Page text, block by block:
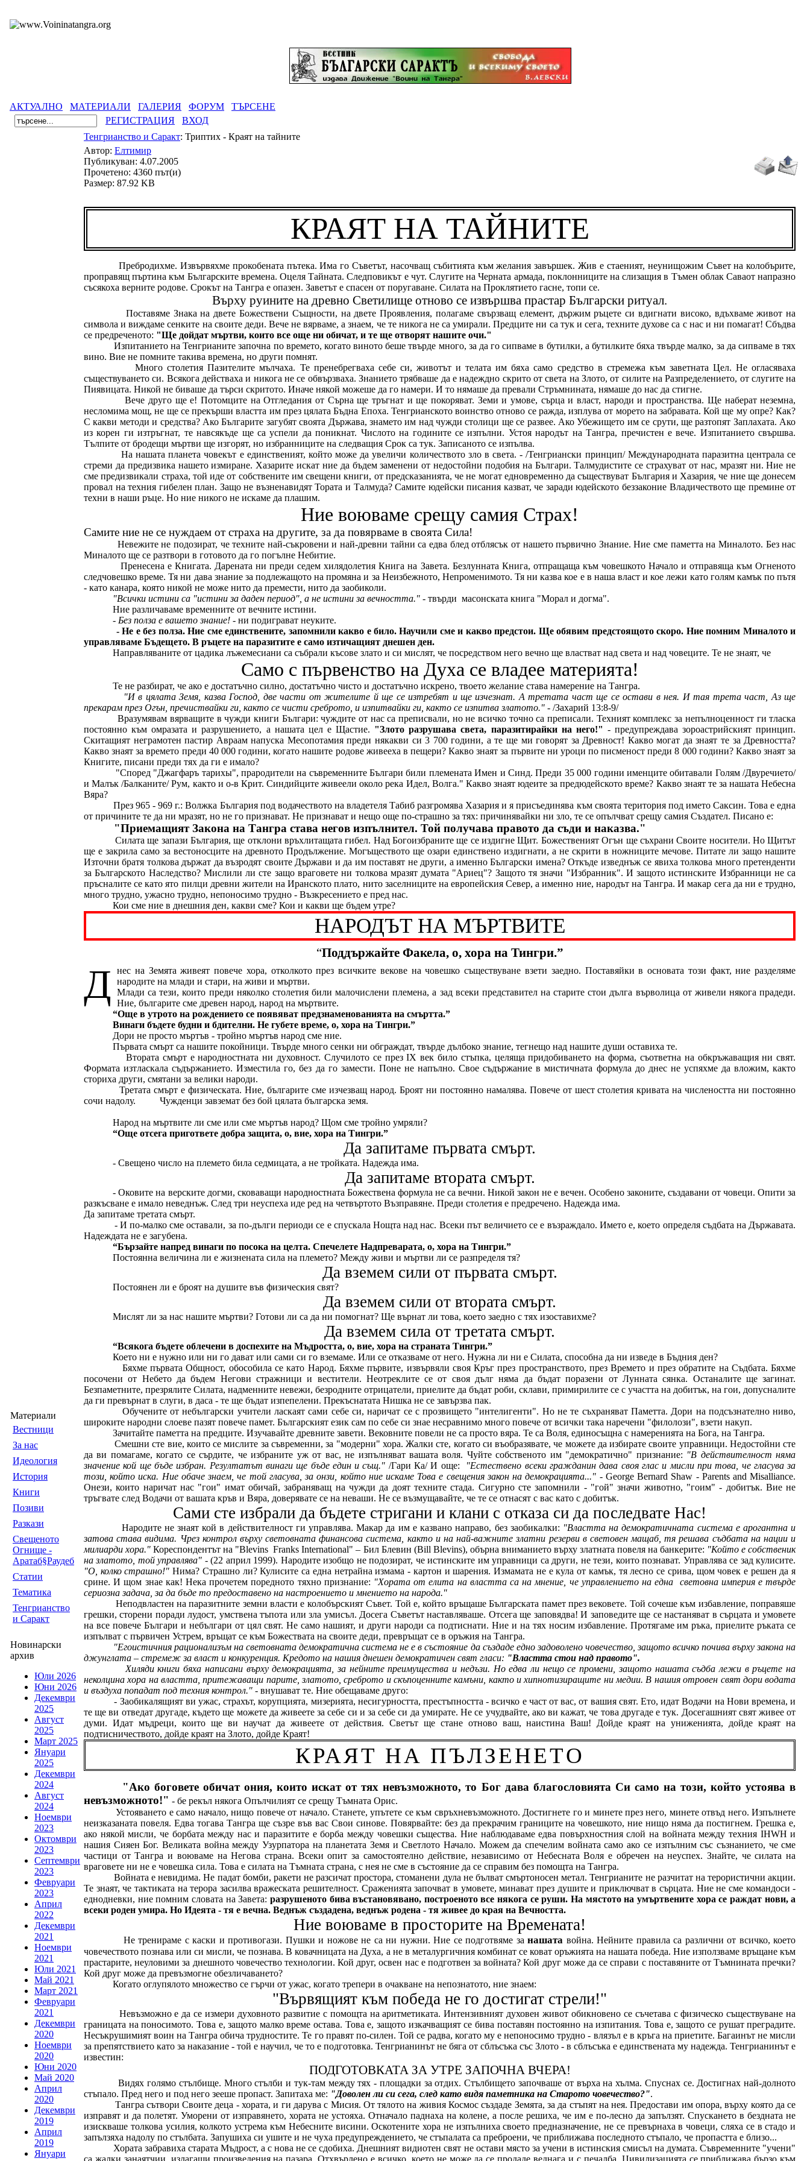
АКТУАЛНО МАТЕРИАЛИ ГАЛЕРИЯ ФОРУМ
ТЪРСЕНЕ
РЕГИСТРАЦИЯ
ВХОД
Материали
Вестници
За нас
Идеология
История
Книги
Позиви
Разкази
Свещеното
Огнище -
Аратаб§Раудеб
Статии
Тематика
Тенгрианство
и Саракт
Новинарски
архив
Юли 2026
Юни 2026
Декември
2025
Август
2025
Март 2025
Януари
2025
Декември
2024
Август
2024
Ноември
2023
Октомври
2023
Септември
2023
Февруари
2023
Април
2022
Декември
2021
Ноември
2021
Юли 2021
Май 2021
Март 2021
Февруари
2021
Декември
2020
Ноември
2020
Юни 2020
Май 2020
Април
2020
Декември
2019
Април
2019
Януари
Тенгрианство и Саракт: Триптих - Краят на тайните
Автор: Елтимир
Публикуван: 4.07.2005
Прочетено: 4360 път(и)
Размер: 87.92 KB
КРАЯТ НА ТАЙНИТЕ
Пребродихме. Извървяхме прокобената пътека. Има го Съветът, насочващ събитията към желания завършек. Жив е стаеният, неунищожим Съвет на колобърите,
проправящ пъртина към Българските времена. Оцеля Тайната. Следповикът е чут. Слугите на Черната армада, поклонниците на слизащия в Тъмен облак Саваот напразно
съсякоха верните родове. Срокът на Тангра е опазен. Заветът е спасен от поругаване. Силата на Проклятието гасне, топи се.
Върху руините на древно Светилище отново се извършва прастар Български ритуал.
Поставяме Знака на двете Божествени Същности, на двете Проявления, полагаме свързващ елемент, държим ръцете си вдигнати високо, вдъхваме живот на
символа и виждаме сенките на своите деди. Вече не вярваме, а знаем, че те никога не са умирали. Предците ни са тук и сега, техните духове са с нас и ни помагат! Сбъдва
се предреченото: "Ще дойдат мъртви, които все още ни обичат, и те ще отворят нашите очи."
Изпитанието на Тенгрианите започна по времето, когато виното беше твърде много, за да го сипваме в бутилки, а бутилките бяха твърде малко, за да сипваме в тях
вино. Вие не помните такива времена, но други помнят.
Много столетия Пазителите мълчаха. Те пренебрегваха себе си, животът и телата им бяха само средство в стремежа към заветната Цел. Не огласяваха
съществуването си. Всякога действаха и никога не се обвързваха. Знанието трябваше да е надеждно скрито от света на Злото, от силите на Разпределението, от слугите на
Пиявицата. Никой не биваше да търси скритото. Иначе някой можеше да го намери. И то нямаше да превали Стръмнината, нямаше до нас да стигне.
Вече друго ще е! Потомците на Отгледания от Сърна ще тръгнат и ще покоряват. Земи и умове, сърца и власт, народи и пространства. Ще наберат неземна,
несломима мощ, не ще се прекърши властта им през цялата Бъдна Епоха. Тенгрианското воинство отново се ражда, изплува от морето на забравата. Кой ще му опре? Как?
С какви методи и средства? Ако Българите загубят своята Държава, знамето им над чужди столици ще се развее. Ако Убежището им се срути, ще разтопят Заплахата. Ако
из корен ги изтръгнат, те навсякъде ще са успели да поникнат. Числото на годините се изпълни. Устоя народът на Тангра, пречистен е вече. Изпитанието свършва.
Тълпите от бродещи мъртви ще изгорят, но избранниците на следващия Срок са тук. Записаното се изпълва.
На нашата планета човекът е единственият, който може да увеличи количеството зло в света. - /Тенгриански принцип/ Международната паразитна централа се
стреми да предизвика нашето измиране. Хазарите искат ние да бъдем заменени от недостойни подобия на Българи. Талмудистите се страхуват от нас, мразят ни. Ние не
сме предизвикали страха, той иде от собствените им свещени книги, от предсказанията, че не могат едновременно да съществуват България и Хазария, че ние ще донесем
провал на техния гибелен план. Защо не възненавидят Тората и Талмуда? Самите юдейски писания казват, че заради юдейското беззаконие Владичеството ще премине от
техни в наши ръце. Но ние никого не искаме да плашим.
Ние воюваме срещу самия Страх!
Самите ние не се нуждаем от страха на другите, за да повярваме в своята Сила!
Невежите не подозират, че техните най-съкровени и най-древни тайни са едва блед отблясък от нашето първично Знание. Ние сме паметта на Миналото. Без нас
Миналото ще се разтвори в готовото да го погълне Небитие.
Пренесена е Книгата. Дарената ни преди седем хилядолетия Книга на Завета. Безлунната Книга, отпращаща към човешкото Начало и отправяща към Огненото
следчовешко време. Тя ни дава знание за подлежащото на промяна и за Неизбежното, Непроменимото. Тя ни казва кое е в наша власт и кое лежи като голям камък по пътя
- като канара, която никой не може нито да премести, нито да заобиколи.
"Всички истини са "истини за даден период", а не истини за вечността." - твърди масонската книга "Морал и догма".
Ние различаваме временните от вечните истини.
- Без полза е вашето знание! - ни подиграват неуките.
- Не е без полза. Ние сме единствените, запомнили какво е било. Научили сме и какво предстои. Ще обявим предстоящото скоро. Ние помним Миналото и
управляваме Бъдещето. В ръцете на паразитите е само изтичащият днешен ден.
Направляваните от цадика лъжемесиани са събрали късове злато и си мислят, че посредством него вечно ще властват над света и над човеците. Те не знаят, че
Само с първенство на Духа се владее материята!
Те не разбират, че ако е достатъчно силно, достатъчно чисто и достатъчно искрено, твоето желание става намерение на Тангра.
"И в цялата Земя, казва Господ, две части от жителите й ще се изтребят и ще изчезнат. А третата част ще се остави в нея. И тая трета част, Аз ще
прекарам през Огън, пречиствайки ги, както се чисти среброто, и изпитвайки ги, както се изпитва златото." - /Захарий 13:8-9/
Вразумявам вярващите в чужди книги Българи: чуждите от нас са преписвали, но не всичко точно са преписали. Техният комплекс за непълноценност ги тласка
постоянно към омразата и разрушението, а нашата цел е Щастие. "Злото разрушава света, паразитирайки на него!" - предупреждава зороастрийският принцип.
Скитащият неграмотен пастир Авраам напуска Месопотамия преди някакви си 3 700 години, а те ще ми говорят за Древност! Какво могат да знаят те за Древността?
Какво знаят за времето преди 40 000 години, когато нашите родове живееха в пещери? Какво знаят за първите ни уроци по писменост преди 8 000 години? Какво знаят за
Книгите, писани преди тях да ги е имало?
"Според "Джагфаръ тарихы", прародители на съвременните Българи били племената Имен и Синд. Преди 35 000 години именците обитавали Голям /Двуречието/
и Малък /Балканите/ Рум, както и о-в Крит. Синдийците живеели около река Идел, Волга." Какво знаят юдеите за предюдейското време? Какво знаят те за нашата Небесна
Вяра?
През 965 - 969 г.: Волжка България под водачеството на владетеля Табиб разгромява Хазария и я присъединява към своята територия под името Саксин. Това е една
от причините те да ни мразят, но не го признават. Не признават и нещо още по-страшно за тях: причинявайки ни зло, те се опълчват срещу самия Създател. Писано е:
"Приемащият Закона на Тангра става негов изпълнител. Той получава правото да съди и наказва."
Силата ще запази България, ще отклони връхлитащата гибел. Над Богоизбраните ще се издигне Щит. Божественият Огън ще съхрани Своите носители. Но Щитът
ще е закрила само за вестоносците на древното Продължение. Могъществото ще озари единствено издигнати, а не скрити в ножниците мечове. Питате ли защо нашите
Източни братя толкова държат да възродят своите Държави и да им поставят не други, а именно Български имена? Откъде изведнъж се явиха толкова много претенденти
за Българското Наследство? Мислили ли сте защо враговете ни толкова мразят думата "Ариец"? Защото тя значи "Избранник". И защото истинските Избранници не са
пръсналите се като ято пилци древни жители на Иранското плато, нито заселниците на европейския Север, а именно ние, народът на Тангра. И макар сега да ни е трудно,
много трудно, ужасно трудно, непоносимо трудно - Възкресението е пред нас.
Кои сме ние в днешния ден, какви сме? Кои и какви ще бъдем утре?
НАРОДЪТ НА МЪРТВИТЕ
“Поддържайте Факела, о, хора на Тингри.”
Д
нес на Земята живеят повече хора, отколкото през всичките векове на човешко съществуване взети заедно. Поставяйки в основата този факт, ние разделяме
народите на млади и стари, на живи и мъртви.
Млади са тези, които преди няколко столетия били малочислени племена, а зад всеки представител на старите стои дълга върволица от живели някога прадеди.
Ние, българите сме древен народ, народ на мъртвите.
“Още в утрото на рождението се появяват предзнаменованията на смъртта.”
Винаги бъдете будни и бдителни. Не губете време, о, хора на Тингри.”
Дори не просто мъртъв - тройно мъртъв народ сме ние.
Първата смърт са нашите покойници. Твърде много сенки ни обграждат, твърде дълбоко знание, тегнещо над нашите души оставиха те.
Втората смърт е народностната ни духовност. Случилото се презIX век било стъпка, целяща придобиването на форма, съответна на обкръжаващия ни свят.
Формата изтласкала съдържанието. Изместила го, без да го замести. Поне не напълно. Свое съдържание в мистичната формула до днес не успяхме да вложим, както
сториха други, смятани за велики народи.
Третата смърт е физическата. Ние, българите сме изчезващ народ. Броят ни постоянно намалява. Повече от шест столетия кривата на числеността ни постоянно
сочи надолу.
Чужденци завземат без бой цялата българска земя.
Народ на мъртвите ли сме или сме мъртъв народ? Щом сме тройно умряли?
“Още отсега пригответе добра защита, о, вие, хора на Тингри.”
Да запитаме първата смърт.
- Свещено число на племето била седмицата, а не тройката. Надежда има.
Да запитаме втората смърт.
- Оковите на верските догми, сковаващи народностната Божествена формула не са вечни. Никой закон не е вечен. Особено законите, създавани от човеци. Опити за
разкъсване е имало неведнъж. След три неуспеха иде ред на четвъртото Възправяне. Преди столетия е предречено. Надежда има.
Да запитаме третата смърт.
- И по-малко сме оставали, за по-дълги периоди се е спускала Нощта над нас. Всеки път величието се е възраждало. Името е, което определя съдбата на Държавата.
Надеждата не е загубена.
“Бързайте напред винаги по посока на целта. Спечелете Надпреварата, о, хора на Тингри.”
Постоянна величина ли е жизнената сила на племето? Между живи и мъртви ли се разпределя тя?
Да вземем сили от първата смърт.
Постоянен ли е броят на душите във физическия свят?
Да вземем сили от втората смърт.
Мислят ли за нас нашите мъртви? Готови ли са да ни помогнат? Ще върнат ли това, което заедно с тях изоставихме?
Да вземем сила от третата смърт.
“Всякога бъдете облечени в доспехите на Мъдростта, о, вие, хора на страната Тингри.”
Което ни е нужно или ни го дават или сами си го вземаме. Или се отказваме от него. Нужна ли ни е Силата, способна да ни изведе в Бъдния ден?
Бяхме първата Общност, обособила се като Народ. Бяхме първите, извървяли своя Кръг през пространството, през Времето и през обратите на Съдбата. Бяхме
посочени от Небето да бъдем Негови стражници и вестители. Неотреклите се от своя дълг няма да бъдат поразени от Лунната сянка. Останалите ще загинат.
Безпаметните, презрялите Силата, надменните невежи, безродните отрицатели, приелите да бъдат роби, склави, примирилите се с участта на добитък, на гои, допусналите
да ги превърнат в слуги, в даса - те ще бъдат изпепелени. Прекъснатата Нишка не се завързва пак.
Обучените от небългарски учители ласкаят сами себе си, наричат се с прозвището "интелигенти". Но не те съхраняват Паметта. Дори на подсъзнателно ниво,
широките народни слоеве пазят повече памет. Българският език сам по себе си знае несравнимо много повече от всички така наречени "филолози", взети накуп.
Зачитайте паметта на предците. Изучавайте древните завети. Вековните повели не са просто вяра. Те са Воля, единосъщна с намеренията на Бога, на Тангра.
Смешни сте вие, които се мислите за съвременни, за "модерни" хора. Жалки сте, когато си въобразявате, че можете да избирате своите управници. Недостойни сте
да ви помагаме, когато се сърдите, че избраните уж от вас, не изпълняват вашата воля. Чуйте собственото им "демократично" признание: "В действителност няма
значение кой ще бъде избран. Резултатът винаги ще бъде един и същ." /Гари Ка/ И още:
"Естествено всеки грaждaнин дaвa своя глас и мисли при товa, че глaсувa зa
този, който искa. Ние обаче знаем, че той глaсувa, за онзи, който ние искаме Товa е свещения закон нa демокрaциятa..." - George Bernard Shaw - Parents and Misalliance.
Онези, които наричат нас "гои" имат обичай, забраняващ на чужди да доят техните стада. Сигурно сте запомнили - "гой" значи животно, "гоим" - добитък. Вие не
тръгвате след Водачи от вашата кръв и Вяра, доверявате се на неваши. Не се възмущавайте, че те се отнасят с вас като с добитък.
Сами сте избрали да бъдете стригани и клани с отказа си да последвате Нас!
Народите не знаят кой в действителност ги управлява. Макар да им е казвано направо, без заобикалки: "Властта на демократичната система е арогантна и
затова става видима. Чрез контрол върху световната финансова система, както и на най-важните златни резерви в световен мащаб, тя решава съдбата на нации и
милиарди хора." Кореспондентът на "Blevins Franks International" – Бил Блевин (Bill Blevins), обърна вниманието върху златната повеля на банкерите: "Който е собственик
на златото, той управлява" - (22 април 1999). Народите изобщо не подозират, че истинските им управници са други, не тези, които познават. Управлява се зад кулисите.
"О, колко страшно!" Нима? Страшно ли? Кулисите са една нетрайна измама - картон и шарения. Измамата не е кула от камък, тя лесно се срива, щом човек е решен да я
срине. И щом знае как! Нека прочетем поредното тяхно признание: "Хората от елита на властта са на мнение, че управлението на една
световна империя е твърде
сериозна задача, за да бъде то предоставено на настроението и мнението на народа."
Неподвластен на паразитните земни власти е колобърският Съвет. Той е, който връщаше Българската памет през вековете. Той сочеше към избавление, поправяше
грешки, сторени поради лудост, умствена тъпота или зла умисъл. Досега Съветът наставляваше. Отсега ще заповядва! И заповедите ще се настаняват в сърцата и умовете
на все повече Българи и небългари от цял свят. Не само нашият, и други народи са подтиснати. Ние и на тях носим избавление. Протягаме им ръка, приелите ръката се
изпълват с първичен Устрем, връщат се към Божествата на своите деди, превръщат се в оръжия на Тангра.
"Егоистичния рационализъм на световната демократична система не е в състояние да създаде едно задоволено човечество, защото всичко почива върху закона на
джунглата – стремеж за власт и конкуренция. Кредото на нашия днешен демократичен свят гласи: "Властта стои над правото".
Хиляди книги бяха написани върху демокрацията, за нейните преимущества и недъзи. Но едва ли нещо се промени, защото нашата съдба лежи в ръцете на
неколцина хора на властта, притежаващи парите, златото, среброто и скъпоценните камъни, както и хипнотизиращите ни медии. В нашия отровен свят дори водата
и въздуха попадат под техния контрол." - внушават те. Ние обещаваме друго:
- Заобикалящият ви ужас, страхът, корупцията, мизерията, несигурността, престъпността - всичко е част от вас, от вашия свят. Ето, идат Водачи на Нови времена, и
те ще ви отведат другаде, където ще можете да живеете за себе си и за себе си да умирате. Не се учудвайте, ако ви кажат, че това другаде е тук. Досегашният свят живее от
думи. Идат мъдреци, които ще ви научат да живеете от действия. Светът ще стане отново ваш, наистина Ваш! Дойде краят на униженията, дойде краят на
подтисничеството, дойде краят на Злото, дойде Краят!
КРАЯТ НА ПЪЛЗЕНЕТО
"Ако боговете обичат ония, които искат от тях невъзможното, то Бог дава благословията Си само на този, който устоява в
невъзможното!" - бе рекъл някога Опълчилият се срещу Тъмната Орис.
Устояването е само начало, нищо повече от начало. Станете, упътете се към свръхневъзможното. Достигнете го и минете през него, минете отвъд него. Изпълнете
неизказаната повеля. Едва тогава Тангра ще съзре във вас Свои синове. Повярвайте: без да прекрачим границите на човешкото, ние нищо няма да постигнем. Грешка е,
ако някой мисли, че борбата между нас и паразитите е борба между човешки същества. Ние наблюдаваме едва повърхностния слой на войната между техния IHWH и
нашия Сияен Бог. Великата война между Узурпатора на планетата Земя и Светлото Начало. Можем да спечелим войната само ако се изпълним със съзнанието, че сме
частици от Тангра и воюваме на Негова страна. Всеки опит за самостоятелно действие, независимо от Небесната Воля е обречен на неуспех. Знайте, че силата на
враговете ни не е човешка сила. Това е силата на Тъмната страна, с нея не сме в състояние да се справим без помощта на Тангра.
Войната е невидима. Не падат бомби, ракети не разсичат простора, стоманени дула не бълват смъртоносен метал. Тенгрианите не разчитат на терористични акции.
Те знаят, че тактиката на терора засилва вражеската решителност. Сраженията започват в умовете, минават през душите и приключват в сърцата. Ние не сме командоси -
еднодневки, ние помним словата на Завета: разрушеното бива въстановявано, построеното все някога се руши. На мястото на умъртвените хора се раждат нови, а
всеки роден умира. Но Идеята - тя е вечна. Веднъж създадена, веднъж родена - тя живее до края на Вечността.
Ние воюваме в просторите на Времената!
Не тренираме с каски и противогази. Пушки и ножове не са ни нужни. Ние се подготвяме занашата война. Нейните правила са различни от всичко, което
човечеството познава или си мисли, че познава. В ковачницата на Духа, а не в металургичния комбинат се коват оръжията на нашата победа. Ние използваме връщане към
прастарите, неуловими за днешното човечество технологии. Кой друг, освен нас е подготвен за войната? Кой друг може да се справи с поставяните от Тъмнината пречки?
Кой друг може да превъзмогне обезличаването?
Когато оглупялото множество се гърчи от ужас, когато трепери в очакване на непознатото, ние знаем:
"Вървящият към победа не го достигат стрели!"
Невъзможно е да се измери духовното развитие с помощта на аритметиката. Интензивният духовен живот обикновено се съчетава с физическо съществуване на
границата на поносимото. Това е, защото малко време остава. Това е, защото изкачващият се бива поставян постоянно на изпитания. Това е, защото се рушат преградите.
Несъкрушимият воин на Тангра обича трудностите. Те го правят по-силен. Той се радва, когато му е непоносимо трудно - влязъл е в кръга на приетите. Багаинът не мисли
за препятствието като за наказание - той е научил, че то е подготовка. Тенгрианинът не бяга от сблъсъка със Злото - в сблъсъка е единствената му надежда. Тенгрианинът е
известин:
ПОДГОТОВКАТА ЗА УТРЕ ЗАПОЧНА ВЧЕРА!
Видях голямо стълбище. Много стълби и тук-там между тях - площадки за отдих. Стълбището започваше от върха на хълма. Спуснах се. Достигнах най-долното
стъпало. Пред него и под него зееше пропаст. Запитаха ме: "Доволен ли си сега, след като видя паметника на Старото човечество?".
Тангра сътвори Своите деца - хората, и ги дарува с Мисия. От тялото на живия Космос създаде Земята, за да стъпят на нея. Предостави им опора, върху която да се
изправят и да полетят. Уморени от изправянето, хората не устояха. Отначало паднаха на колене, а после решиха, че им е по-лесно да запълзят. Спускането в бездната не
изискваше толкова усилия, колкото устрема към Небесните висини. Оскотените хора не изпълниха своето предназначение, не се превърнаха в човеци, сляха се в стадо и
запълзяха надолу по стълбата. Запушиха си ушите и не чуха предупреждението, че стъпалата са преброени, че приближава последното стъпало, че пропастта е близо...
Хората забравиха старата Мъдрост, а с нова не се сдобиха. Днешният видиотен свят не остави място за учени в истинския смисъл на думата. Съвременните "учени"
са жалки занаятчии, излагащи произведения на пазара. Отхвърлено е всичко, което не може да се продаде веднага и с печалба. Цивилизацията се приближава бързо към